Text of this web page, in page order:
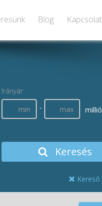
Blog Kapcsolat
Irányár
-
Keresés